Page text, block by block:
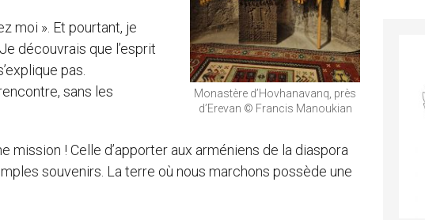
Monastère d’Hovhanavanq, près
d’Erevan © Francis Manoukian
moi ». Et pourtant, je
découvrais que l’esprit
pas.
sans les
mission ! Celle d’apporter aux arméniens de la diaspora
souvenirs. La terre où nous marchons possède une